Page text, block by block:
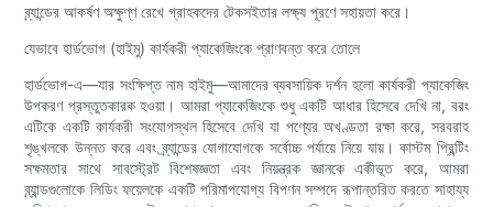
ব্র্যান্ডের আকর্ষণ অক্ষুণ্ণ রেখে গ্রাহকদের টেকসইতার লক্ষ্য পূরণে সহায়তা করে।
যেভাবে হার্ডভোগ (হাইমু) কার্যকরী প্যাকেজিংকে প্রাণবন্ত করে তোলে
হার্ডভোগ-এ—যার সংক্ষিপ্ত নাম হাইমু—আমাদের ব্যবসায়িক দর্শন হলো কার্যকরী প্যাকেজিং
উপকরণ প্রস্তুতকারক হওয়া। আমরা প্যাকেজিংকে শুধু একটি আধার হিসেবে দেখি না, বরং
এটিকে একটি কার্যকরী সংযোগস্থল হিসেবে দেখি যা পণ্যের অখণ্ডতা রক্ষা করে, সরবরাহ
শৃঙ্খলকে উন্নত করে এবং ব্র্যান্ডের যোগাযোগকে সর্বোচ্চ পর্যায়ে নিয়ে যায়। কাস্টম প্রিন্টিং
সক্ষমতার সাথে সাবস্ট্রেট বিশেষজ্ঞতা এবং নিয়ন্ত্রক জ্ঞানকে একীভূত করে, আমরা
ব্র্যান্ডগুলোকে লিডিং ফয়েলকে একটি পরিমাপযোগ্য বিপণন সম্পদে রূপান্তরিত করতে সাহায্য